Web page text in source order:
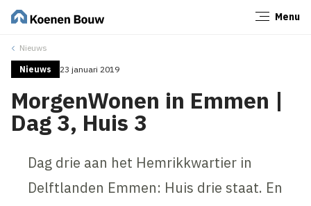
Menu
Nieuws
Nieuws 23 januari 2019
MorgenWonen in Emmen |
Dag 3, Huis 3
Dag drie aan het Hemrikkwartier in
Delftlanden Emmen: Huis drie staat. En
Sluiten